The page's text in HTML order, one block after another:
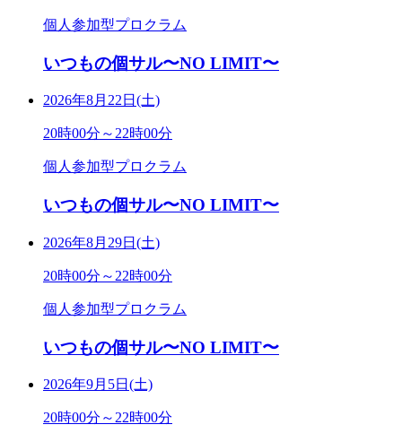
個人参加型プロクラム
いつもの個サル〜NO LIMIT〜
2026年8月22日(土)
20時00分～22時00分
個人参加型プロクラム
いつもの個サル〜NO LIMIT〜
2026年8月29日(土)
20時00分～22時00分
個人参加型プロクラム
いつもの個サル〜NO LIMIT〜
2026年9月5日(土)
20時00分～22時00分